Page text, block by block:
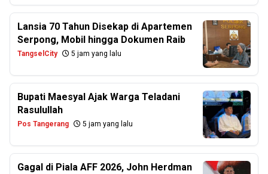
Lansia 70 Tahun Disekap di Apartemen
Serpong, Mobil hingga Dokumen Raib
TangselCity 5 jam yang lalu
Bupati Maesyal Ajak Warga Teladani
Rasulullah
Pos Tangerang 5 jam yang lalu
Gagal di Piala AFF 2026, John Herdman